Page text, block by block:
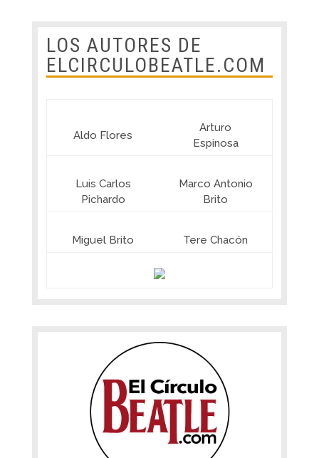
LOS AUTORES DE
ELCIRCULOBEATLE.COM
Aldo Flores
Arturo
Espinosa
Luis Carlos
Pichardo
Marco Antonio
Brito
Miguel Brito Tere Chacón